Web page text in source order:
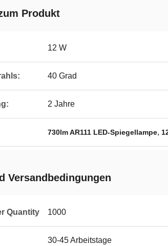
Produkt
12 W
40 Grad
2 Jahre
730lm AR111 LED-Spiegellampe,
Versandbedingungen
Quantity 1000
30-45 Arbeitstage